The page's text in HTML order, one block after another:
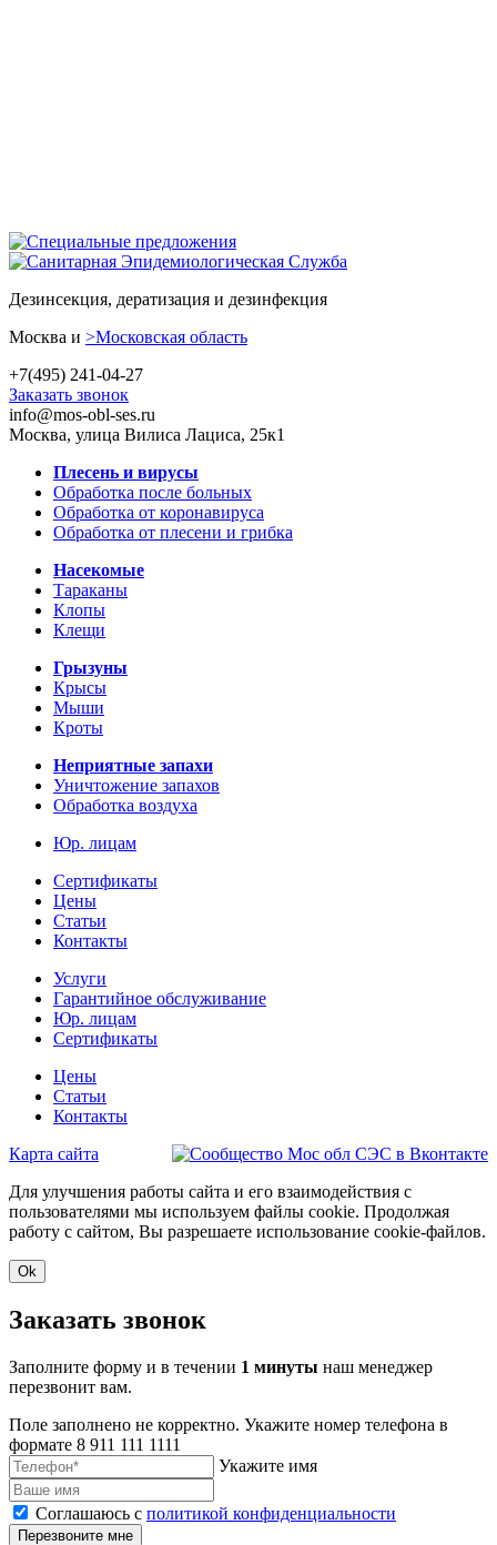
Дезинсекция, дератизация и дезинфекция
Москва и >Московская область
+7(495) 241-04-27
Заказать звонок
info@mos-obl-ses.ru
Москва, улица Вилиса Лациса, 25к1
Плесень и вирусы
Обработка после больных
Обработка от коронавируса
Обработка от плесени и грибка
Насекомые
Тараканы
Клопы
Клещи
Грызуны
Крысы
Мыши
Кроты
Неприятные запахи
Уничтожение запахов
Обработка воздуха
Юр. лицам
Сертификаты
Цены
Статьи
Контакты
Услуги
Гарантийное обслуживание
Юр. лицам
Сертификаты
Цены
Статьи
Контакты
Карта сайта
Для улучшения работы сайта и его взаимодействия с
пользователями мы используем файлы cookie. Продолжая
работу с сайтом, Вы разрешаете использование cookie-файлов.
Ok
Заказать звонок
Заполните форму и в течении 1 минуты наш менеджер
перезвонит вам.
Поле заполнено не корректно. Укажите номер телефона в
формате 8 911 111 1111
Укажите имя
Соглашаюсь с политикой конфиденциальности
Перезвоните мне